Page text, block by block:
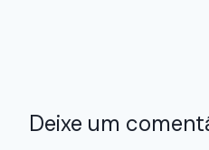
Deixe um